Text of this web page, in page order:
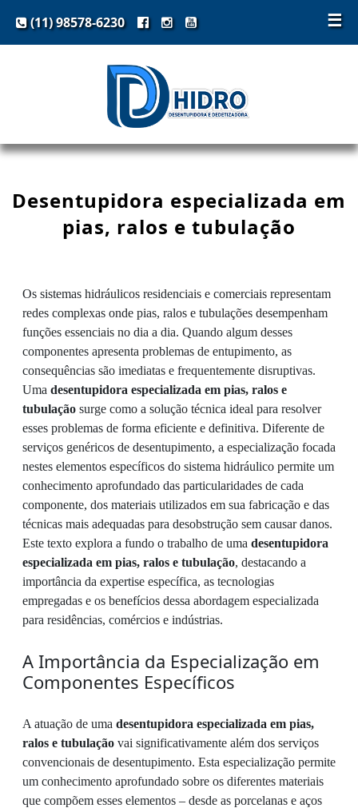
☰
(11) 98578-6230
Desentupidora especializada em
pias, ralos e tubulação
Os sistemas hidráulicos residenciais e comerciais representam
redes complexas onde pias, ralos e tubulações desempenham
funções essenciais no dia a dia. Quando algum desses
componentes apresenta problemas de entupimento, as
consequências são imediatas e frequentemente disruptivas.
Uma desentupidora especializada em pias, ralos e
tubulação surge como a solução técnica ideal para resolver
esses problemas de forma eficiente e definitiva. Diferente de
serviços genéricos de desentupimento, a especialização focada
nestes elementos específicos do sistema hidráulico permite um
conhecimento aprofundado das particularidades de cada
componente, dos materiais utilizados em sua fabricação e das
técnicas mais adequadas para desobstrução sem causar danos.
Este texto explora a fundo o trabalho de uma desentupidora
especializada em pias, ralos e tubulação, destacando a
importância da expertise específica, as tecnologias
empregadas e os benefícios dessa abordagem especializada
para residências, comércios e indústrias.
A Importância da Especialização em
Componentes Específicos
A atuação de uma desentupidora especializada em pias,
ralos e tubulação vai significativamente além dos serviços
convencionais de desentupimento. Esta especialização permite
um conhecimento aprofundado sobre os diferentes materiais
que compõem esses elementos – desde as porcelanas e aços